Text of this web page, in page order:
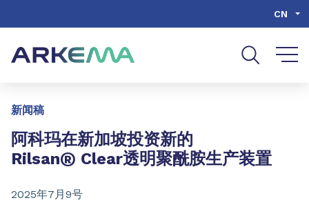
CN
新闻稿
阿科玛在新加坡投资新的
Rilsan® Clear透明聚酰胺生产装置
2025年7月9号